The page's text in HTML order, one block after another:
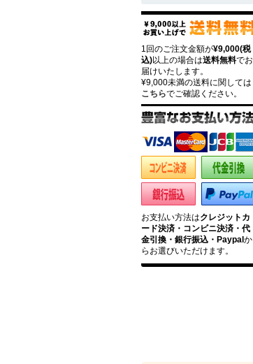
1回のご注文金額が¥9,000(税
込)以上の場合は送料無料でお
届けいたします。
¥9,000未満の送料に関しては
こちらでご確認ください。
お支払い方法はクレジットカ
ード決済・コンビニ決済・代
金引換・銀行振込・Paypal か
らお選びいただけます。